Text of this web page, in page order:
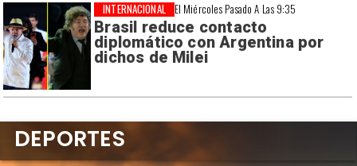
El Miércoles Pasado A Las 9:35
Brasil reduce contacto
diplomático con Argentina por
dichos de Milei
INTERNACIONAL
DEPORTES